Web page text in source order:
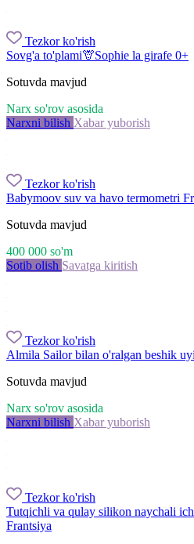
Tezkor ko'rish
Sovg'a to'plami🦒Sophie la girafe 0+
Sotuvda mavjud
Narx so'rov asosida
Narxni bilish Xabar yuborish
Tezkor ko'rish
Babymoov suv va havo termometri
Sotuvda mavjud
400 000 so'm
Sotib olish Savatga kiritish
Tezkor ko'rish
Almila Sailor bilan o'ralgan beshik
Sotuvda mavjud
Narx so'rov asosida
Narxni bilish Xabar yuborish
Tezkor ko'rish
Tutqichli va qulay silikon naychali
Frantsiya